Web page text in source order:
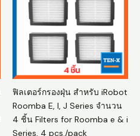
ฟิลเตอร์กรองฝุ่น สำหรับ iRobot
Roomba E, I, J Series จำนวน
4 ชิ้น Filters for Roomba e & i
Series, 4 pcs./pack